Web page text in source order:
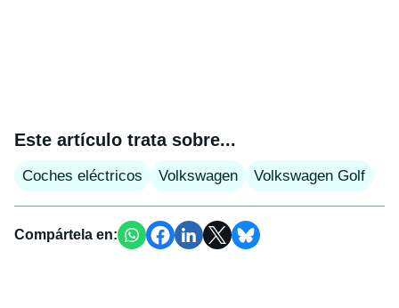
Este artículo trata sobre...
Coches eléctricos Volkswagen Volkswagen Golf
Compártela en: